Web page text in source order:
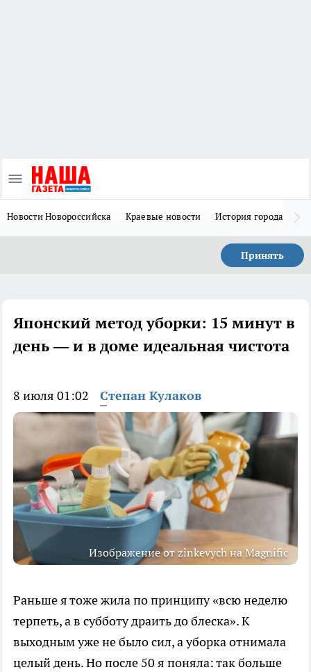
Новости Новороссийска Краевые новости История города Н
Принять
Японский метод уборки: 15 минут в
день — и в доме идеальная чистота
8 июля 01:02 Степан Кулаков
Изображение от zinkevych на Magnific
Раньше я тоже жила по принципу «всю неделю
терпеть, а в субботу драить до блеска». К
выходным уже не было сил, а уборка отнимала
целый день. Но после 50 я поняла: так больше